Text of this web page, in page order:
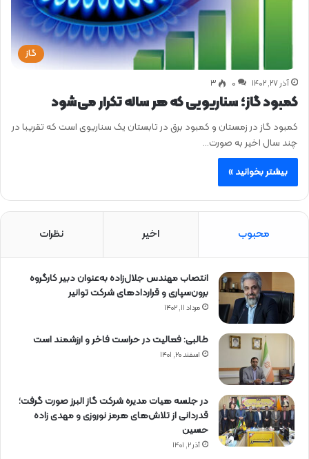
گاز
آذر ۲۷, ۱۴۰۲ 0 ۳
کمبود گاز؛ سناریویی کە هر سالە تکرار می‌شود
کمبود گاز در زمستان و کمبود برق در تابستان یک سناریوی است که تقریبا در
چند سال اخیر بە صورت…
بیشتر بخوانید »
محبوب اخیر نظرات
انتصاب مهندس جلال‌زاده به‌عنوان دبیر كارگروه
برون‌سپاری و قراردادهای شركت توانیر
مرداد ۱۱, ۱۴۰۲
طالبی: فعالیت در حراست فاخر و ارزشمند است
اسفند ۲۰, ۱۴۰۱
در جلسه هیات مدیره شرکت گاز البرز صورت گرفت؛
قدردانی از تلاش‌های هرمز نوروزی و مهدی زاده
حسین
آذر ۲, ۱۴۰۱